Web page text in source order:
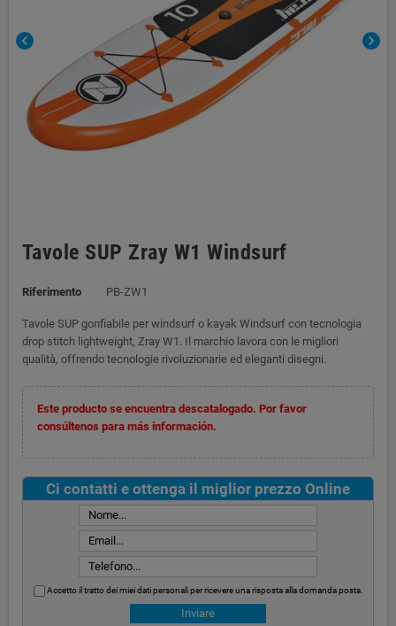
chevron_left chevron_right
Tavole SUP Zray W1 Windsurf
Riferimento PB-ZW1
Tavole SUP gonfiabile per windsurf o kayak Windsurf con tecnologia
drop stitch lightweight, Zray W1. Il marchio lavora con le migliori
qualità, offrendo tecnologie rivoluzionarie ed eleganti disegni.
Este producto se encuentra descatalogado. Por favor
consúltenos para más información.
Ci contatti e ottenga il miglior prezzo Online
Accetto il tratto dei miei dati personali per ricevere una risposta alla domanda posta.